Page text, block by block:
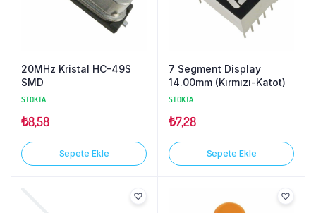
20MHz Kristal HC-49S
SMD
STOKTA
₺8,58
Sepete Ekle
7 Segment Display
14.00mm (Kırmızı-Katot)
STOKTA
₺7,28
Sepete Ekle